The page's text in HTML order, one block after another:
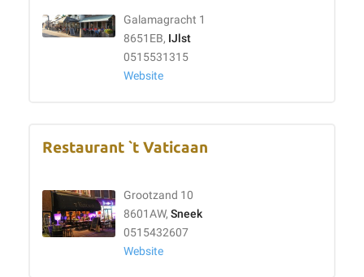
Galamagracht 1
8651EB, IJlst
0515531315
Website
Restaurant `t Vaticaan
Grootzand 10
8601AW, Sneek
0515432607
Website